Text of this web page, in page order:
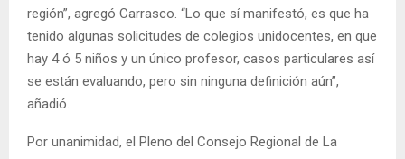
región”, agregó Carrasco. “Lo que sí manifestó, es que ha
tenido algunas solicitudes de colegios unidocentes, en que
hay 4 ó 5 niños y un único profesor, casos particulares así
se están evaluando, pero sin ninguna definición aún”,
añadió.
Por unanimidad, el Pleno del Consejo Regional de La